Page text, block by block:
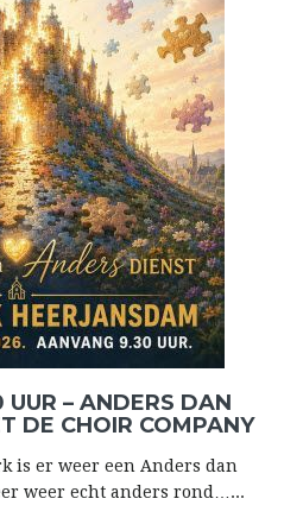
– ANDERS DAN
DE CHOIR COMPANY
is er weer een Anders dan
weer echt anders rond…...